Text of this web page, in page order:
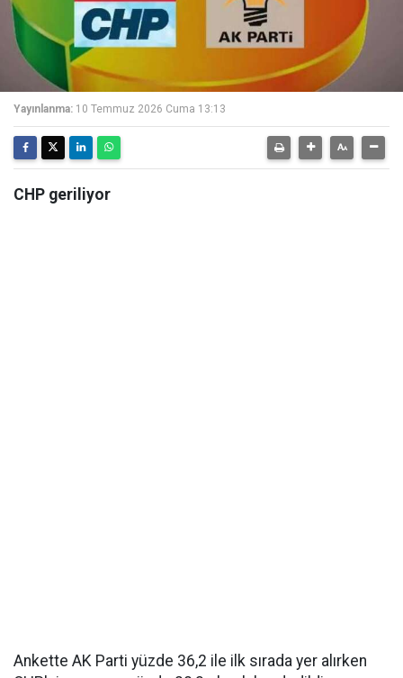
Yayınlanma: 10 Temmuz 2026 Cuma 13:13
CHP geriliyor
Ankette AK Parti yüzde 36,2 ile ilk sırada yer alırken